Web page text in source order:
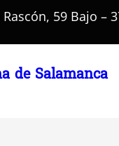
59 Bajo –
de Salamanca